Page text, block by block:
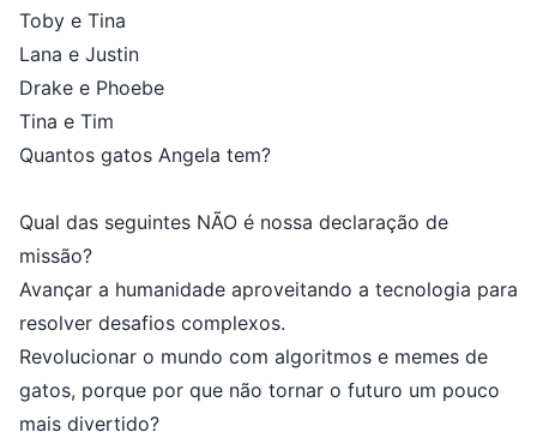
Toby e Tina
Lana e Justin
Drake e Phoebe
Tina e Tim
Quantos gatos Angela tem?
Qual das seguintes NÃO é nossa declaração de
missão?
Avançar a humanidade aproveitando a tecnologia para
resolver desafios complexos.
Revolucionar o mundo com algoritmos e memes de
gatos, porque por que não tornar o futuro um pouco
mais divertido?